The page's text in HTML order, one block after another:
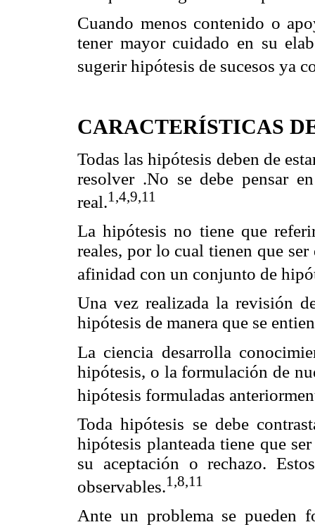
Cuando menos contenido o
tener mayor cuidado en su
sugerir hipótesis de sucesos ya
CARACTERÍSTICAS
Todas las hipótesis deben de
resolver .No se debe pensar
real.1,4,9,11
La hipótesis no tiene que
reales, por lo cual tienen que
afinidad con un conjunto de
Una vez realizada la revisión
hipótesis de manera que se
La ciencia desarrolla
hipótesis, o la formulación de
hipótesis formuladas
Toda hipótesis se debe
hipótesis planteada tiene que
su aceptación o rechazo.
observables.1,8,11
Ante un problema se pueden